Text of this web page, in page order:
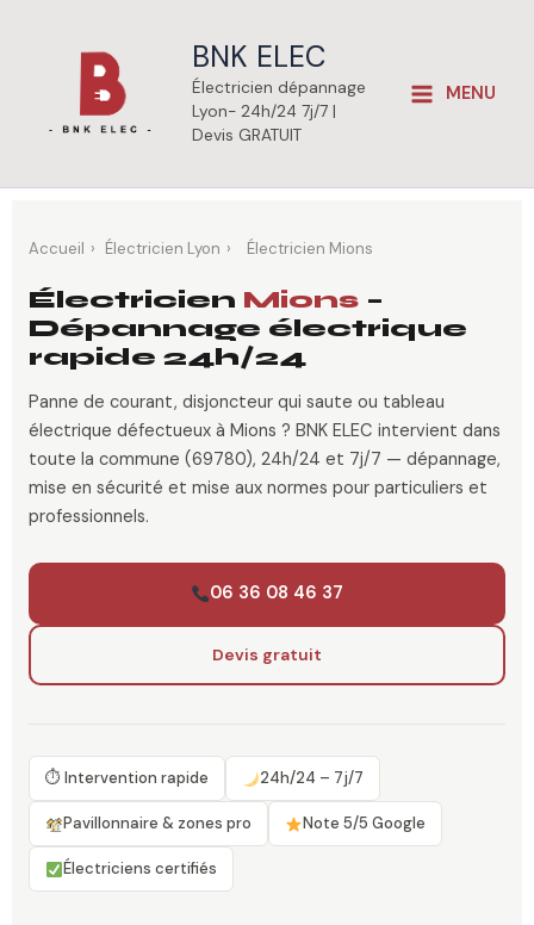
BNK ELEC
Électricien dépannage
Lyon- 24h/24 7j/7 |
Devis GRATUIT
MENU
Accueil › Électricien Lyon › Électricien Mions
Électricien Mions –
Dépannage électrique
rapide 24h/24
Panne de courant, disjoncteur qui saute ou tableau
électrique défectueux à Mions ? BNK ELEC intervient dans
toute la commune (69780), 24h/24 et 7j/7 — dépannage,
mise en sécurité et mise aux normes pour particuliers et
professionnels.
06 36 08 46 37
Devis gratuit
⏱ Intervention rapide 24h/24 – 7j/7
Pavillonnaire & zones pro Note 5/5 Google
Électriciens certifiés